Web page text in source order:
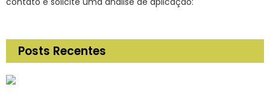
Posts Recentes